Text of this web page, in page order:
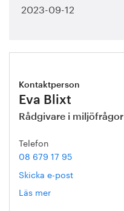
2023-09-12
Kontaktperson
Eva Blixt
Rådgivare i miljöfrågor
Telefon
08 679 17 95
Skicka e-post
Läs mer